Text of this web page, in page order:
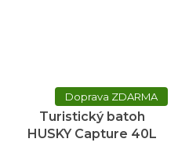
ZDARMA
Turistický batoh
HUSKY Capture 40L